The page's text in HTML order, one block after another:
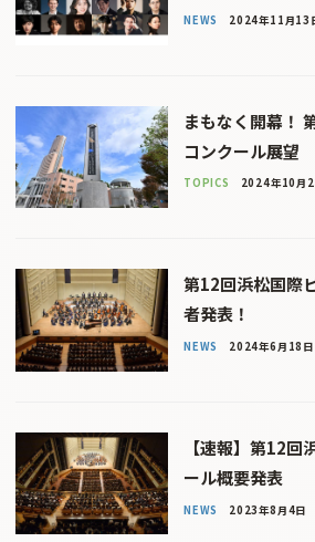
NEWS 2024年11月13
まもなく開幕！
コンクール展望
TOPICS 2024年10月
第12回浜松国際
者発表！
NEWS 2024年6月18日
【速報】第12回
ール概要発表
NEWS 2023年8月4日